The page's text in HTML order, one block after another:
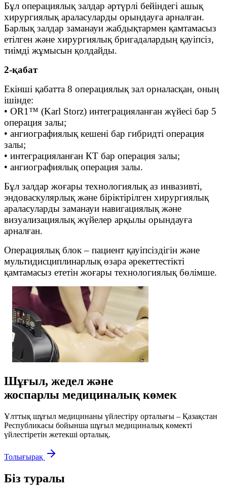
Бұл операциялық залдар әртүрлі бейіндегі ашық
хирургиялық араласуларды орындауға арналған.
Барлық залдар заманауи жабдықтармен қамтамасыз
етілген және хирургиялық бригадалардың қауіпсіз,
тиімді жұмысын қолдайды.
2-қабат
Екінші қабатта 8 операциялық зал орналасқан, оның
ішінде:
• OR1™ (Karl Storz) интеграцияланған жүйесі бар 5
операция залы;
• ангиографиялық кешені бар гибридті операция
залы;
• интеграцияланған КТ бар операция залы;
• ангиографиялық операция залы.
Бұл залдар жоғары технологиялық аз инвазивті,
эндоваскулярлық және біріктірілген хирургиялық
араласуларды заманауи навигациялық және
визуализациялық жүйелер арқылы орындауға
арналған.
Операциялық блок – пациент қауіпсіздігін және
мультидисциплинарлық өзара әрекеттестікті
қамтамасыз ететін жоғары технологиялық бөлімше.
Шұғыл, жедел және
жоспарлы медициналық көмек
Ұлттық шұғыл медицинаны үйлестіру орталығы – Қазақстан
Республикасы бойынша шұғыл медициналық көмекті
үйлестіретін жетекші орталық.
Толығырақ
Біз туралы